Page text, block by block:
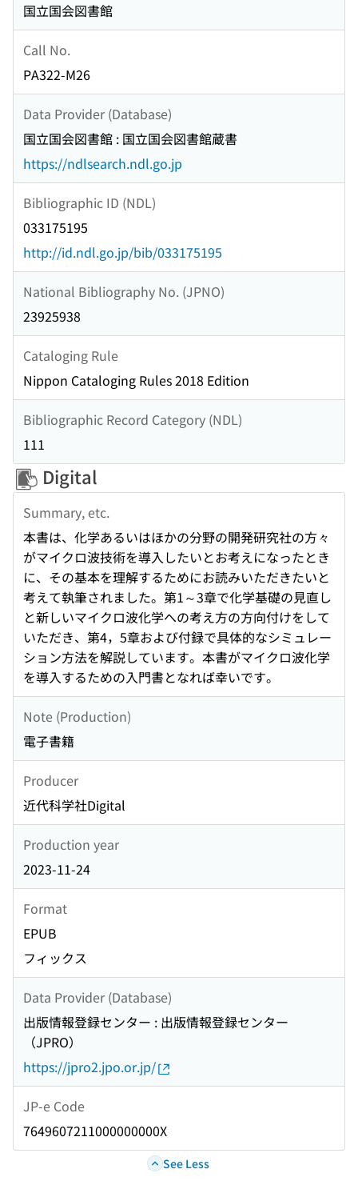
国立国会図書館
Call No.
PA322-M26
Data Provider (Database)
国立国会図書館 : 国立国会図書館蔵書
https://ndlsearch.ndl.go.jp
Bibliographic ID (NDL)
033175195
http://id.ndl.go.jp/bib/033175195
National Bibliography No. (JPNO)
23925938
Cataloging Rule
Nippon Cataloging Rules 2018 Edition
Bibliographic Record Category (NDL)
111
Digital
Summary, etc.
本書は、化学あるいはほかの分野の開発研究社の方々
がマイクロ波技術を導入したいとお考えになったとき
に、その基本を理解するためにお読みいただきたいと
考えて執筆されました。第1～3章で化学基礎の見直し
と新しいマイクロ波化学への考え方の方向付けをして
いただき、第4，5章および付録で具体的なシミュレー
ション方法を解説しています。本書がマイクロ波化学
を導入するための入門書となれば幸いです。
Note (Production)
電子書籍
Producer
近代科学社Digital
Production year
2023-11-24
Format
EPUB
フィックス
Data Provider (Database)
出版情報登録センター : 出版情報登録センター
（JPRO）
https://jpro2.jpo.or.jp/
JP-e Code
7649607211000000000X
See Less